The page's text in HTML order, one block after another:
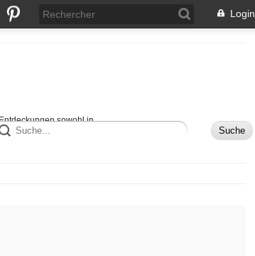
Login
sowohl in
hier :